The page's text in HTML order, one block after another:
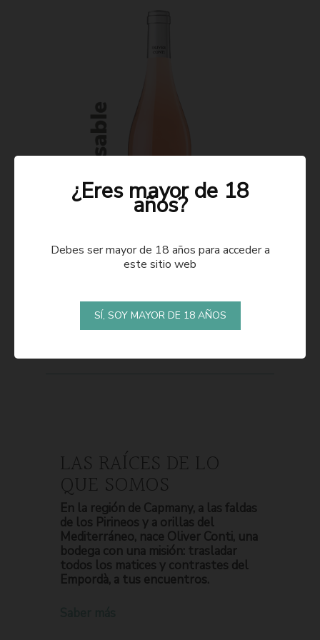
LAS RAÍCES DE LO
QUE SOMOS
En la región de Capmany, a las faldas
de los Pirineos y a orillas del
Mediterráneo, nace Oliver Conti, una
bodega con una misión: trasladar
todos los matices y contrastes del
Empordà, a tus encuentros.
¿Eres mayor de 18
años?
Debes ser mayor de 18 años para acceder a
este sitio web
SÍ, SOY MAYOR DE 18 AÑOS